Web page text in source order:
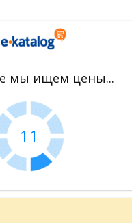
мы ищем цены...
11